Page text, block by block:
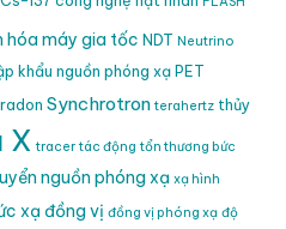
hóa máy gia tốc NDT Neutrino
khẩu nguồn phóng xạ PET
radon Synchrotron terahertz thủy
X tracer tác động tổn thương bức
nguồn phóng xạ xạ hình
xạ đồng vị đồng vị phóng xạ độ